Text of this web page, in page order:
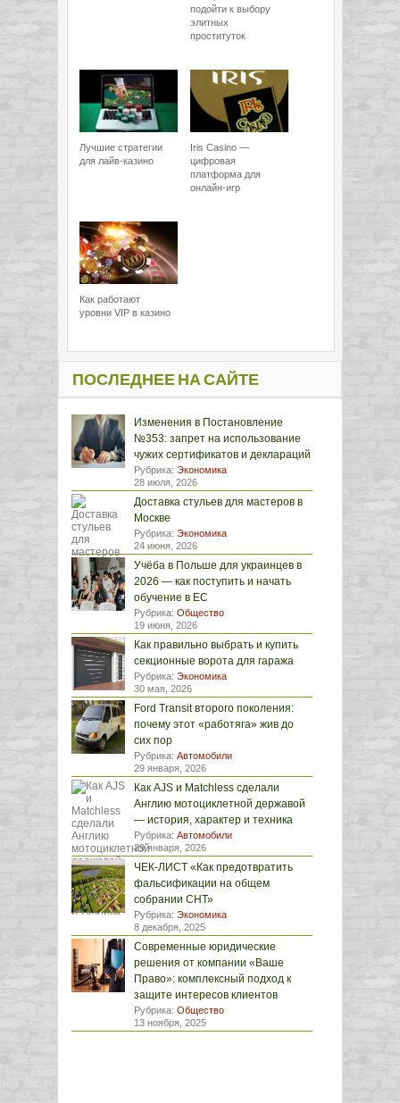
подойти к выбору
элитных
проституток
Лучшие стратегии
для лайв-казино
Iris Casino —
цифровая
платформа для
онлайн-игр
Как работают
уровни VIP в казино
ПОСЛЕДНЕЕ НА САЙТЕ
Изменения в Постановление
№353: запрет на использование
чужих сертификатов и деклараций
Рубрика: Экономика
28 июля, 2026
Доставка стульев для мастеров в
Москве
Рубрика: Экономика
24 июня, 2026
Учёба в Польше для украинцев в
2026 — как поступить и начать
обучение в ЕС
Рубрика: Общество
19 июня, 2026
Как правильно выбрать и купить
секционные ворота для гаража
Рубрика: Экономика
30 мая, 2026
Ford Transit второго поколения:
почему этот «работяга» жив до
сих пор
Рубрика: Автомобили
29 января, 2026
Как AJS и Matchless сделали
Англию мотоциклетной державой
— история, характер и техника
Рубрика: Автомобили
29 января, 2026
ЧЕК-ЛИСТ «Как предотвратить
фальсификации на общем
собрании СНТ»
Рубрика: Экономика
8 декабря, 2025
Современные юридические
решения от компании «Ваше
Право»: комплексный подход к
защите интересов клиентов
Рубрика: Общество
13 ноября, 2025